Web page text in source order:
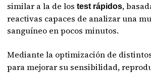
similar a la de lostest rápidos,
reactivas capaces de analizar una
sanguíneo en pocos minutos.
Mediante la optimización de
para mejorar su sensibilidad,